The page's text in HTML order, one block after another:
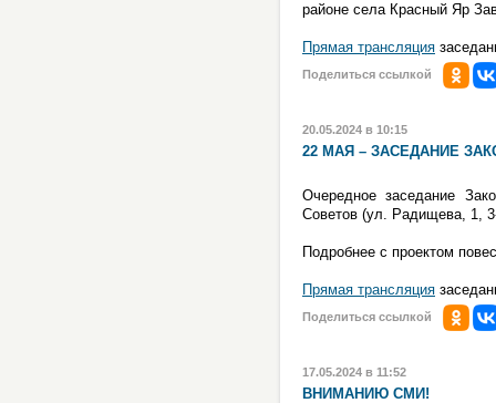
районе села Красный Яр
Прямая трансляция
Поделиться ссылкой
20.05.2024 в 10:15
22 МАЯ – ЗАСЕДАНИЕ
Очередное заседание
Советов (ул. Радищева, 1,
Подробнее с проектом
Прямая трансляция
Поделиться ссылкой
17.05.2024 в 11:52
ВНИМАНИЮ СМИ!